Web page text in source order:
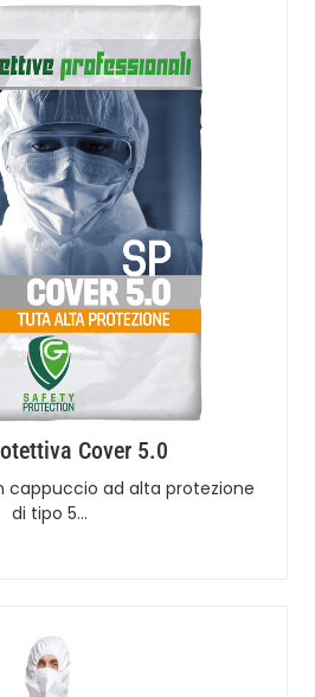
Cover 5.0
cappuccio ad alta protezione
di tipo 5…